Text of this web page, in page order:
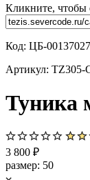
Кликните, чтобы
Код: ЦБ-00137027
Артикул: TZ305-
Туника
3 800 ₽
размер: 50